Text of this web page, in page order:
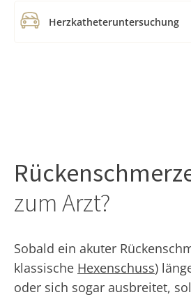
Herzkatheteruntersuchung
zum Arzt?
Sobald ein akuter
klassische Hexenschuss)
oder sich sogar ausbreitet,